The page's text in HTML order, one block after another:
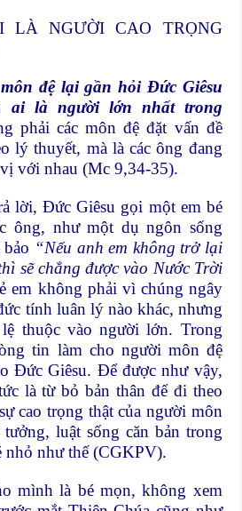
LÀ NGƯỜI CAO TRỌNG
đệ lại gần hỏi Đức Giêsu
ai là người lớn nhất trong
phải các môn đệ đặt vấn đề
lý thuyết, mà là các ông đang
với nhau (Mc 9,34-35).
lời, Đức Giêsu gọi một em bé
ông, như một dụ ngôn sống
“Nếu anh em không trở lại
sẽ chẳng được vào Nước Trời
em không phải vì chúng ngây
tính luân lý nào khác, nhưng
thuộc vào người lớn. Trong
tin làm cho người môn đệ
Đức Giêsu. Để được như vậy,
là từ bỏ bản thân để đi theo
cao trọng thật của người môn
luật sống căn bản trong
nhỏ như thế (CGKPV).
mình là bé mọn, không xem